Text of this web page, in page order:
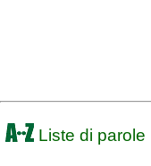
Liste di parole